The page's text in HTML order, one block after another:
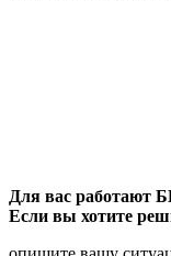
Для вас
Если вы хотите